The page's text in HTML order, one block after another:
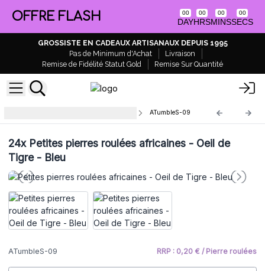
OFFRE FLASH 00
DAY
00
HRS
00
MINS
00
SECS
GROSSISTE EN CADEAUX ARTISANAUX DEPUIS 1995
Pas de Minimum d'Achat
Livraison
Remise de Fidélité Statut Gold
Remise Sur Quantité
ATumbleS-09
24xPetites pierres roulées africaines - Oeil de
Tigre - Bleu
ATumbleS-09 RRP : 0,20 € / Pierre roulées